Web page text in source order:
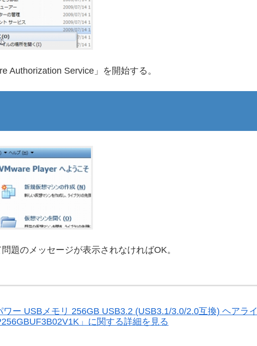
Authorization Service」を開始する。
題のメッセージが表示されなければOK。
ー USBメモリ 256GB USB3.2 (USB3.1/3.0/2.0互換) ヘアライ
」に関する詳細を見る